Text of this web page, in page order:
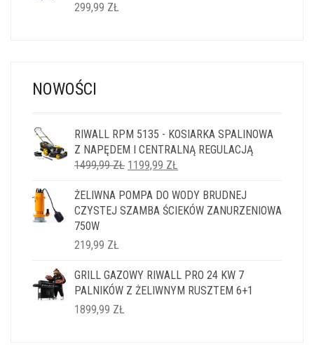
299,99 ZŁ
NOWOŚCI
RIWALL RPM 5135 - KOSIARKA SPALINOWA
Z NAPĘDEM I CENTRALNĄ REGULACJĄ
1499,99ZŁ PIERWOTNA
WYNOSIŁA:
1499,99 ZŁ.
1199,99 ZŁ
WYNOSI:
1199,99 ZŁ.
ŻELIWNA POMPA DO WODY BRUDNEJ
CZYSTEJ SZAMBA ŚCIEKÓW ZANURZENIOWA
750W
219,99 ZŁ
GRILL GAZOWY RIWALL PRO 24 KW 7
PALNIKÓW Z ŻELIWNYM RUSZTEM 6+1
1899,99 ZŁ